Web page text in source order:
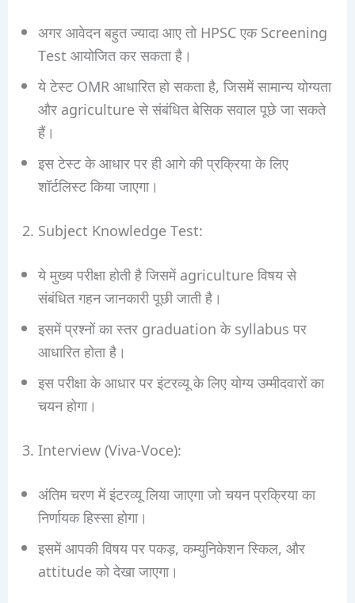
अगर आवेदन बहुत ज्यादा आए तो HPSC एक Screening
Test आयोजित कर सकता है।
ये टेस्ट OMR आधारित हो सकता है, जिसमें सामान्य योग्यता
और agriculture से संबंधित बेसिक सवाल पूछे जा सकते
हैं।
इस टेस्ट के आधार पर ही आगे की प्रक्रिया के लिए
शॉर्टलिस्ट किया जाएगा।
2. Subject Knowledge Test:
ये मुख्य परीक्षा होती है जिसमें agriculture विषय से
संबंधित गहन जानकारी पूछी जाती है।
इसमें प्रश्नों का स्तर graduation के syllabus पर
आधारित होता है।
इस परीक्षा के आधार पर इंटरव्यू के लिए योग्य उम्मीदवारों का
चयन होगा।
3. Interview (Viva-Voce):
अंतिम चरण में इंटरव्यू लिया जाएगा जो चयन प्रक्रिया का
निर्णायक हिस्सा होगा।
इसमें आपकी विषय पर पकड़, कम्युनिकेशन स्किल, और
attitude को देखा जाएगा।